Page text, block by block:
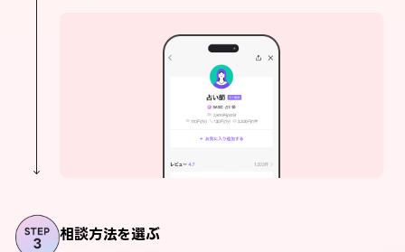
相談方法を選ぶ